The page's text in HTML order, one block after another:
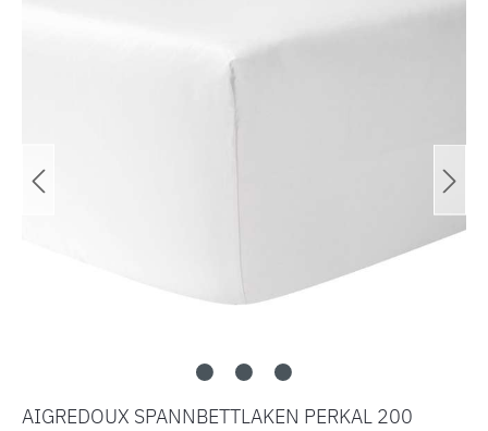
AIGREDOUX SPANNBETTLAKEN PERKAL 200